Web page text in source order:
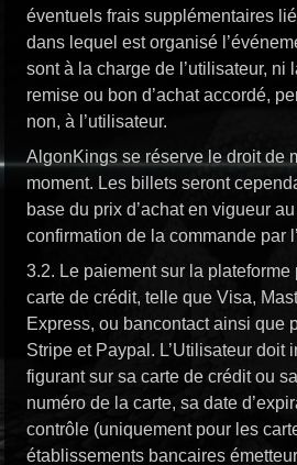
éventuels frais supplémentaires
dans lequel est organisé
sont à la charge de l’utilisateur, ni
remise ou bon d’achat accordé,
non, à l’utilisateur.
AlgonKings se réserve le droit de
moment. Les billets seront
base du prix d’achat en vigueur
confirmation de la commande par
3.2. Le paiement sur la plateforme
carte de crédit, telle que Visa,
Express, ou bancontact ainsi que
Stripe et Paypal. L’Utilisateur doit
figurant sur sa carte de crédit ou
numéro de la carte, sa date
contrôle (uniquement pour les
établissements bancaires